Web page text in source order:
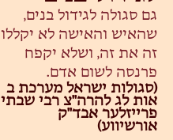
גם סגולה לגידול בנים,
שהאיש והאישה לא יקללו
זה את זה, ושלא יקפח
פרנסה לשום אדם.
(סגולות ישראל מערכת ב
אות לג להרה"צ רבי שבתי
פרייזלער אבד"ק
אורשיווע)